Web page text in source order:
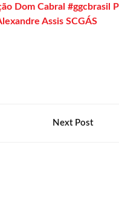
Dom Cabral #ggcbrasil
Assis SCGÁS
Next Post